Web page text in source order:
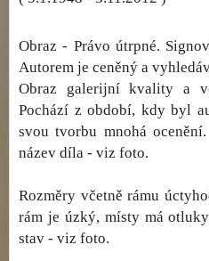
Obraz - Právo útrpné.
Autorem je ceněný a
Obraz galerijní kvality a
Pochází z období, kdy byl
svou tvorbu mnohá
název díla - viz foto.
Rozměry včetně rámu
rám je úzký, místy má
stav - viz foto.